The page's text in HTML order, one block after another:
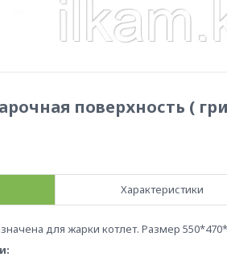
поверхность (
Характеристики
для жарки котлет. Размер